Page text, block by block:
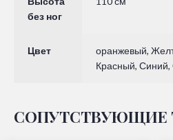
без ног
Цвет
оранжевый,
Красный,
СОПУТСТВУЮЩИЕ